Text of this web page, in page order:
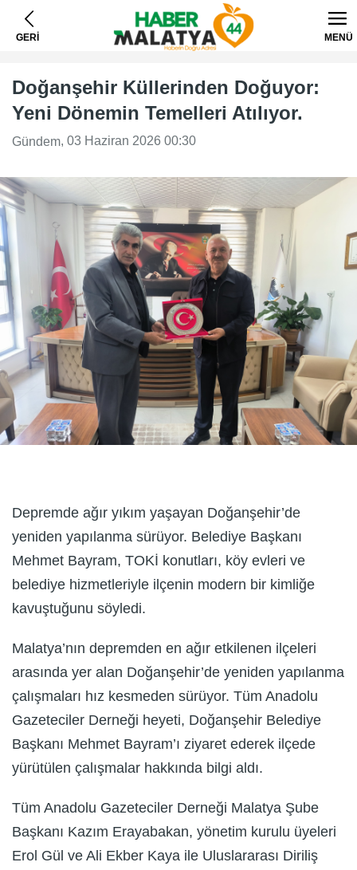
GERİ MENÜ
Doğanşehir Küllerinden Doğuyor:
Yeni Dönemin Temelleri Atılıyor.
Gündem, 03 Haziran 2026 00:30
Depremde ağır yıkım yaşayan Doğanşehir’de
yeniden yapılanma sürüyor. Belediye Başkanı
Mehmet Bayram, TOKİ konutları, köy evleri ve
belediye hizmetleriyle ilçenin modern bir kimliğe
kavuştuğunu söyledi.
Malatya’nın depremden en ağır etkilenen ilçeleri
arasında yer alan Doğanşehir’de yeniden yapılanma
çalışmaları hız kesmeden sürüyor. Tüm Anadolu
Gazeteciler Derneği heyeti, Doğanşehir Belediye
Başkanı Mehmet Bayram’ı ziyaret ederek ilçede
yürütülen çalışmalar hakkında bilgi aldı.
Tüm Anadolu Gazeteciler Derneği Malatya Şube
Başkanı Kazım Erayabakan, yönetim kurulu üyeleri
Erol Gül ve Ali Ekber Kaya ile Uluslararası Diriliş